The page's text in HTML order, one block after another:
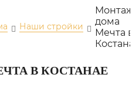
Наши стройки
Монтаж
дома
Мечта в
В КОСТАНАЕ